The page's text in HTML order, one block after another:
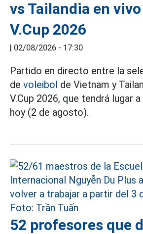
vs Tailandia en vivo
V.Cup 2026
| 02/08/2026 - 17:30
Partido en directo entre la
de voleibol de Vietnam y
V.Cup 2026, que tendrá lugar
hoy (2 de agosto).
52 profesores que